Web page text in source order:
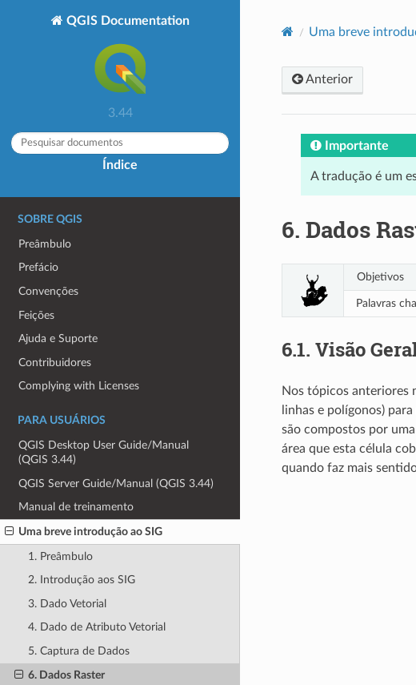
QGIS Documentation
3.44
Índice
SOBRE QGIS
Preâmbulo
Prefácio
Convenções
Feições
Ajuda e Suporte
Contribuidores
Complying with Licenses
PARA USUÁRIOS
QGIS Desktop User Guide/Manual
(QGIS 3.44)
QGIS Server Guide/Manual (QGIS 3.44)
Manual de treinamento
Uma breve introdução ao SIG
1. Preâmbulo
2. Introdução aos SIG
3. Dado Vetorial
4. Dado de Atributo Vetorial
5. Captura de Dados
6. Dados Raster
Uma breve
Anterior
Importante
A tradução é um
6. Dados
Objetivos
Palavras
6.1. Visão
Nos tópicos anteriores
linhas e polígonos)
são compostos por
área que esta célula
quando faz mais